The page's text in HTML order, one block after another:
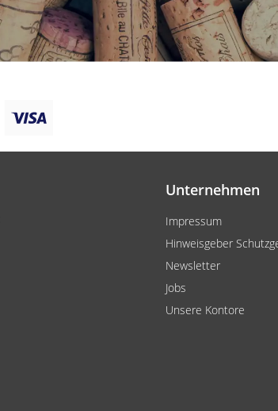
Unternehmen
Impressum
Hinweisgeber
Newsletter
Jobs
Unsere Kontore